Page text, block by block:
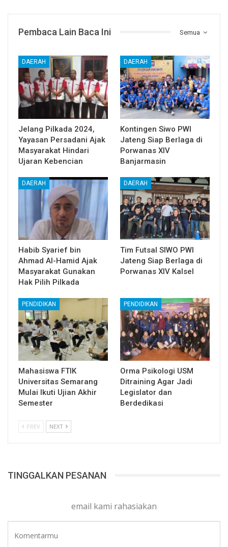
Semua
Pembaca Lain Baca Ini
DAERAH
Jelang Pilkada 2024,
Yayasan Persadani Ajak
Masyarakat Hindari
Ujaran Kebencian
DAERAH
Kontingen Siwo PWI
Jateng Siap Berlaga di
Porwanas XIV
Banjarmasin
DAERAH
Habib Syarief bin
Ahmad Al-Hamid Ajak
Masyarakat Gunakan
Hak Pilih Pilkada
DAERAH
Tim Futsal SIWO PWI
Jateng Siap Berlaga di
Porwanas XIV Kalsel
PENDIDIKAN
Mahasiswa FTIK
Universitas Semarang
Mulai Ikuti Ujian Akhir
Semester
PENDIDIKAN
Orma Psikologi USM
Ditraining Agar Jadi
Legislator dan
Berdedikasi
PREV NEXT
TINGGALKAN PESANAN
email kami rahasiakan